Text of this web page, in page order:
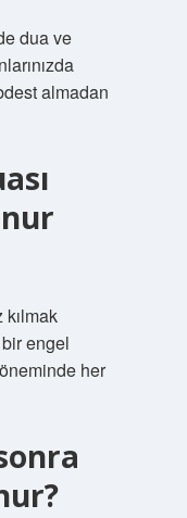
dua ve
almadan
engel
her